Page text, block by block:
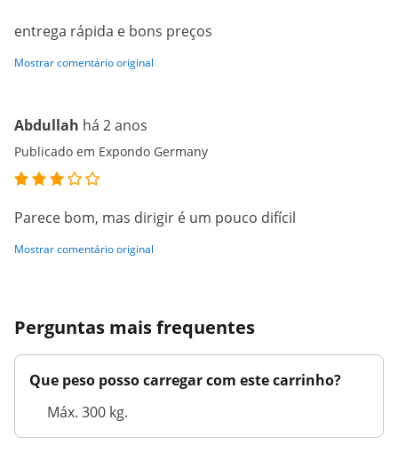
entrega rápida e bons preços
Mostrar comentário original
Abdullah há 2 anos
Publicado em Expondo Germany
Parece bom, mas dirigir é um pouco difícil
Mostrar comentário original
Perguntas mais frequentes
Que peso posso carregar com este carrinho?
Máx. 300 kg.